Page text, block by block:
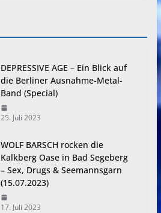
DEPRESSIVE AGE – Ein Blick auf
die Berliner Ausnahme-Metal-
Band (Special)
25. Juli 2023
WOLF BARSCH rocken die
Kalkberg Oase in Bad Segeberg
– Sex, Drugs & Seemannsgarn
(15.07.2023)
17. Juli 2023